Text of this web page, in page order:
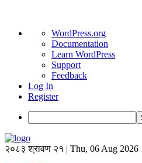
About
WordPress
WordPress.org
Documentation
Learn WordPress
Support
Feedback
Log In
Register
२०८३ श्रावण २१ | Thu, 06 Aug 2026